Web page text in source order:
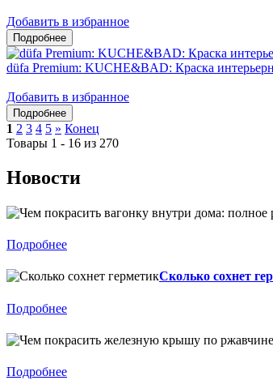
Добавить в избранное
düfa Premium: KUCHE&BAD: Краска
Добавить в избранное
1 2 3 4 5 » Конец
Товары 1 - 16 из 270
Новости
Подробнее
Сколько сохнет
Подробнее
Подробнее